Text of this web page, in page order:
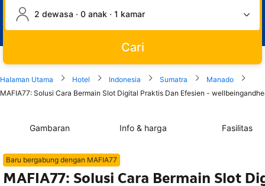
2 dewasa · 0 anak · 1 kamar
Cari
Halaman Utama Hotel Indonesia Sumatra
Manado
MAFIA77: Solusi Cara Bermain Slot Digital Praktis Dan Efesien -
Gambaran Info & harga Fasilitas
Baru bergabung dengan MAFIA77
MAFIA77: Solusi Cara Bermain Slot